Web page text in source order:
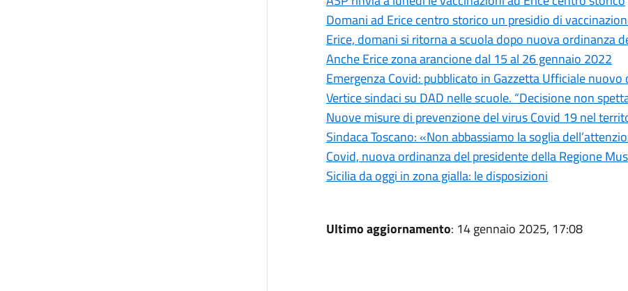
Domani ad Erice centro storico un presidio di
Erice, domani si ritorna a scuola dopo nuova ordinanza
Anche Erice zona arancione dal 15 al 26 gennaio 2022
Emergenza Covid: pubblicato in Gazzetta Ufficiale nuovo
Vertice sindaci su DAD nelle scuole. “Decisione non
Nuove misure di prevenzione del virus Covid 19 nel
Sindaca Toscano: «Non abbassiamo la soglia
Covid, nuova ordinanza del presidente della Regione
Sicilia da oggi in zona gialla: le disposizioni
Ultimo aggiornamento: 14 gennaio 2025, 17:08